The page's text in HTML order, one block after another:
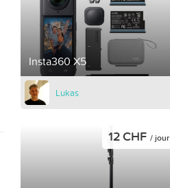
Insta360 X5
Lukas
12 CHF / jour